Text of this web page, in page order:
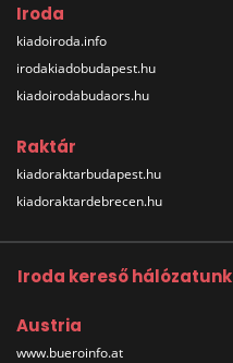
Iroda
kiadoiroda.info
irodakiadobudapest.hu
kiadoirodabudaors.hu
Raktár
kiadoraktarbudapest.hu
kiadoraktardebrecen.hu
Iroda kereső hálózatunk
Austria
www.bueroinfo.at